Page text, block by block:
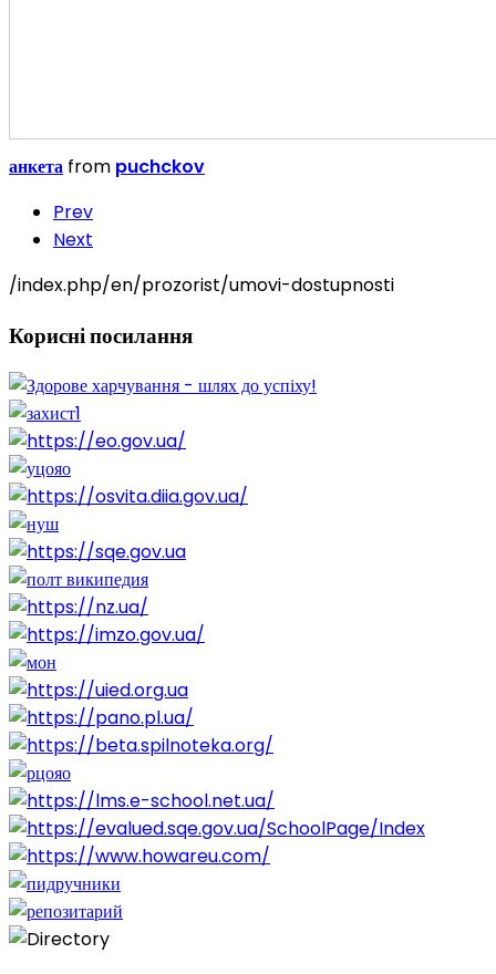
анкета from puchckov
Prev
Next
/index.php/en/prozorist/umovi-dostupnosti
Корисніпосилання